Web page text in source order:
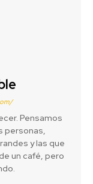
Pensamos
personas,
y las que
un café, pero